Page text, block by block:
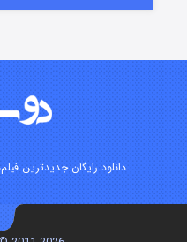
دانلود رایگان جدیدترین